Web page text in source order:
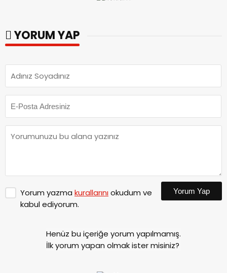
YORUM YAP
Yorum yazma kurallarınıokudum ve
kabul ediyorum.
Yorum Yap
Henüz bu içeriğe yorum yapılmamış.
İlk yorum yapan olmak ister misiniz?